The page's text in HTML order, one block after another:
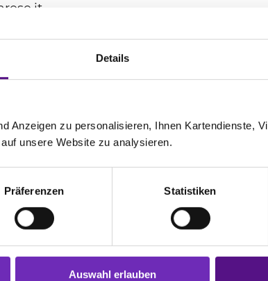
Details
Anzeigen zu personalisieren, Ihnen Kartendienste,
unsere Website zu analysieren.
Präferenzen Statistiken
Auswahl erlauben
Kirche